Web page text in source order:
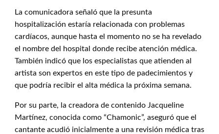
La comunicadora señaló que la presunta
hospitalización estaría relacionada con problemas
cardíacos, aunque hasta el momento no se ha revelado
el nombre del hospital donde recibe atención médica.
También indicó que los especialistas que atienden al
artista son expertos en este tipo de padecimientos y
que podría recibir el alta médica la próxima semana.
Por su parte, la creadora de contenido Jacqueline
Martínez, conocida como “Chamonic”, aseguró que el
cantante acudió inicialmente a una revisión médica tras